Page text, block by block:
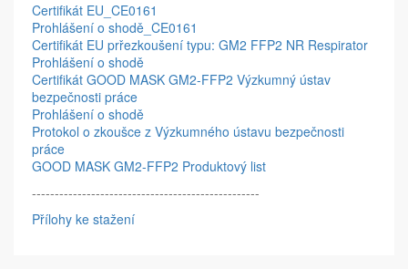
Certifikát EU_CE0161
Prohlášení o shodě_CE0161
Certifikát EU prřezkoušení typu: GM2 FFP2 NR Respirator
Prohlášení o shodě
Certifikát GOOD MASK GM2-FFP2 Výzkumný ústav
bezpečnosti práce
Prohlášení o shodě
Protokol o zkoušce z Výzkumného ústavu bezpečnosti
práce
GOOD MASK GM2-FFP2 Produktový list
--------------------------------------------------
Přílohy ke stažení